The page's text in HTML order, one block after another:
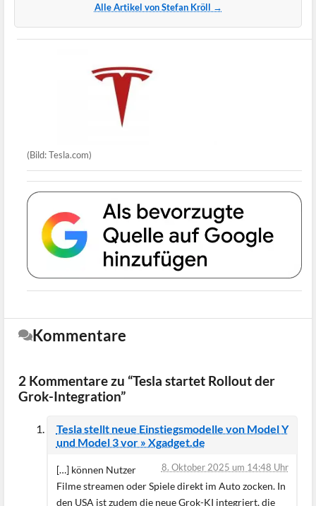
Alle Artikel von Stefan Kröll →
(Bild: Tesla.com)
Kommentare
2 Kommentare zu “Tesla startet Rollout der
Grok-Integration”
Tesla stellt neue Einstiegsmodelle von Model Y
und Model 3 vor » Xgadget.de
8. Oktober 2025 um 14:48 Uhr
[…] können Nutzer
Filme streamen oder Spiele direkt im Auto zocken. In
den USA ist zudem die neue Grok-KI integriert, die